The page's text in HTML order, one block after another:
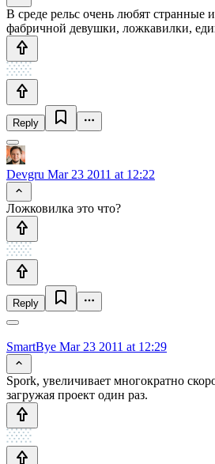
В среде рельс очень любят странные
фабричной девушки, ложкавилки,
Reply
Devgru Mar 23 2011 at 12:22
Ложковилка это что?
Reply
SmartBye Mar 23 2011 at 12:29
Spork, увеличивает многократно
загружая проект один раз.